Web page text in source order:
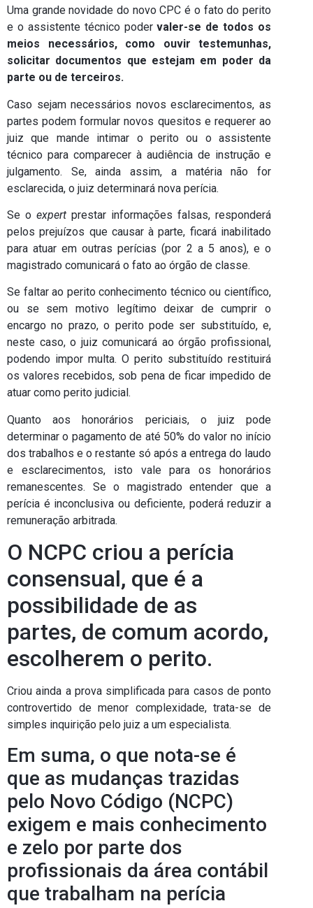
Uma grande novidade do novo CPC é o fato do perito
e o assistente técnico podervaler-se de todos os
meios necessários, como ouvir testemunhas,
solicitar documentos que estejam em poder da
parte ou de terceiros.
Caso sejam necessários novos esclarecimentos, as
partes podem formular novos quesitos e requerer ao
juiz que mande intimar o perito ou o assistente
técnico para comparecer à audiência de instrução e
julgamento. Se, ainda assim, a matéria não for
esclarecida, o juiz determinará nova perícia.
Se o expert prestar informações falsas, responderá
pelos prejuízos que causar à parte, ficará inabilitado
para atuar em outras perícias (por 2 a 5 anos), e o
magistrado comunicará o fato ao órgão de classe.
Se faltar ao perito conhecimento técnico ou científico,
ou se sem motivo legítimo deixar de cumprir o
encargo no prazo, o perito pode ser substituído, e,
neste caso, o juiz comunicará ao órgão profissional,
podendo impor multa. O perito substituído restituirá
os valores recebidos, sob pena de ficar impedido de
atuar como perito judicial.
Quanto aos honorários periciais, o juiz pode
determinar o pagamento de até 50% do valor no início
dos trabalhos e o restante só após a entrega do laudo
e esclarecimentos, isto vale para os honorários
remanescentes. Se o magistrado entender que a
perícia é inconclusiva ou deficiente, poderá reduzir a
remuneração arbitrada.
O NCPC criou a perícia
consensual, que é a
possibilidade de as
partes, de comum acordo,
escolherem o perito.
Criou ainda a prova simplificada para casos de ponto
controvertido de menor complexidade, trata-se de
simples inquirição pelo juiz a um especialista.
Em suma, o que nota-se é
que as mudanças trazidas
pelo Novo Código (NCPC)
exigem e mais conhecimento
e zelo por parte dos
profissionais da área contábil
que trabalham na perícia